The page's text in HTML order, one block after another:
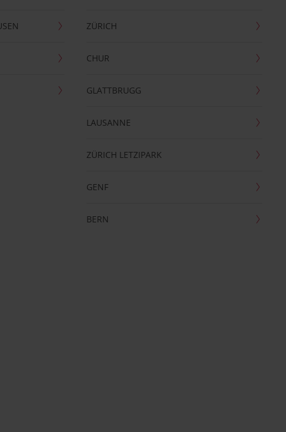
ZÜRICH
CHUR
GLATTBRUGG
LAUSANNE
ZÜRICH LETZIPARK
GENF
BERN